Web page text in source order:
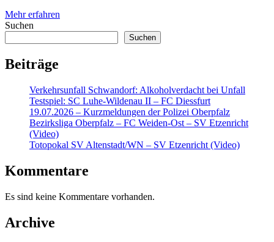
Mehr erfahren
Suchen
Suchen
Beiträge
Verkehrsunfall Schwandorf: Alkoholverdacht bei Unfall
Testspiel: SC Luhe-Wildenau II – FC Diessfurt
19.07.2026 – Kurzmeldungen der Polizei Oberpfalz
Bezirksliga Oberpfalz – FC Weiden-Ost – SV Etzenricht
(Video)
Totopokal SV Altenstadt/WN – SV Etzenricht (Video)
Kommentare
Es sind keine Kommentare vorhanden.
Archive